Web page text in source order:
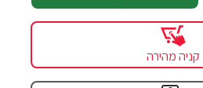
קניה מהירה